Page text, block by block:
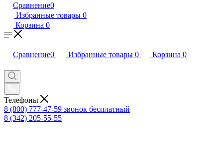
Сравнение0
Избранные товары 0
Корзина 0
Сравнение0 Избранные товары 0 Корзина 0
Телефоны
8 (800) 777-47-59 звонок бесплатный
8 (342) 205-55-55